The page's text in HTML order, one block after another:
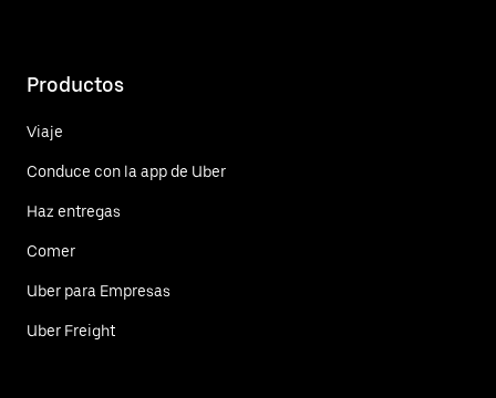
Productos
Viaje
Conduce con la app de Uber
Haz entregas
Comer
Uber para Empresas
Uber Freight